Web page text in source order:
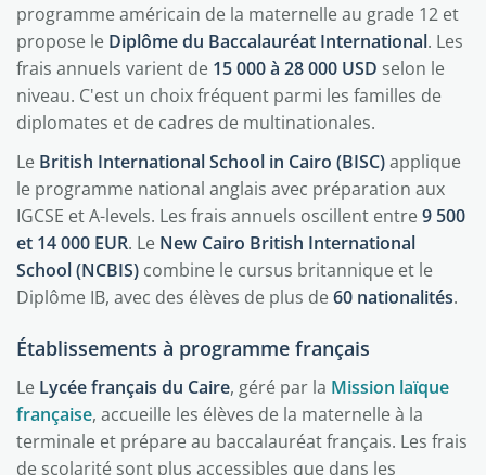
programme américain de la maternelle au grade 12 et
propose le Diplôme du Baccalauréat International. Les
frais annuels varient de 15 000 à 28 000 USD selon le
niveau. C'est un choix fréquent parmi les familles de
diplomates et de cadres de multinationales.
Le British International School in Cairo (BISC)applique
le programme national anglais avec préparation aux
IGCSE et A-levels. Les frais annuels oscillent entre9 500
et 14 000 EUR. Le New Cairo British International
School (NCBIS) combine le cursus britannique et le
Diplôme IB, avec des élèves de plus de60 nationalités.
Établissements à programme français
Le Lycée français du Caire, géré par la Mission laïque
française, accueille les élèves de la maternelle à la
terminale et prépare au baccalauréat français. Les frais
de scolarité sont plus accessibles que dans les